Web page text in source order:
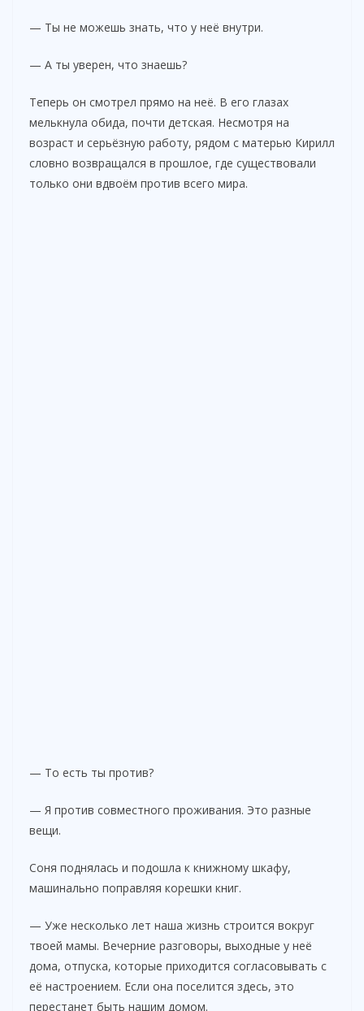
— Ты не можешь знать, что у неё внутри.
— А ты уверен, что знаешь?
Теперь он смотрел прямо на неё. В его глазах
мелькнула обида, почти детская. Несмотря на
возраст и серьёзную работу, рядом с матерью Кирилл
словно возвращался в прошлое, где существовали
только они вдвоём против всего мира.
— То есть ты против?
— Я против совместного проживания. Это разные
вещи.
Соня поднялась и подошла к книжному шкафу,
машинально поправляя корешки книг.
— Уже несколько лет наша жизнь строится вокруг
твоей мамы. Вечерние разговоры, выходные у неё
дома, отпуска, которые приходится согласовывать с
её настроением. Если она поселится здесь, это
перестанет быть нашим домом.